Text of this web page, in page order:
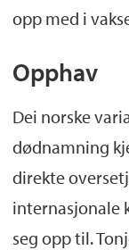
opp med i
Opphav
Dei norske
dødnamning
direkte
internasjonale
seg opp til.